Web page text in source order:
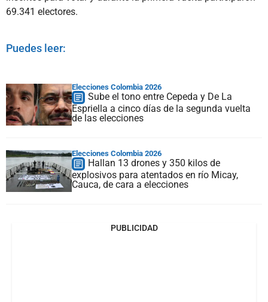
69.341 electores.
Puedes leer:
Elecciones Colombia 2026
Sube el tono entre Cepeda y De La
Espriella a cinco días de la segunda vuelta
de las elecciones
Elecciones Colombia 2026
Hallan 13 drones y 350 kilos de
explosivos para atentados en río Micay,
Cauca, de cara a elecciones
PUBLICIDAD